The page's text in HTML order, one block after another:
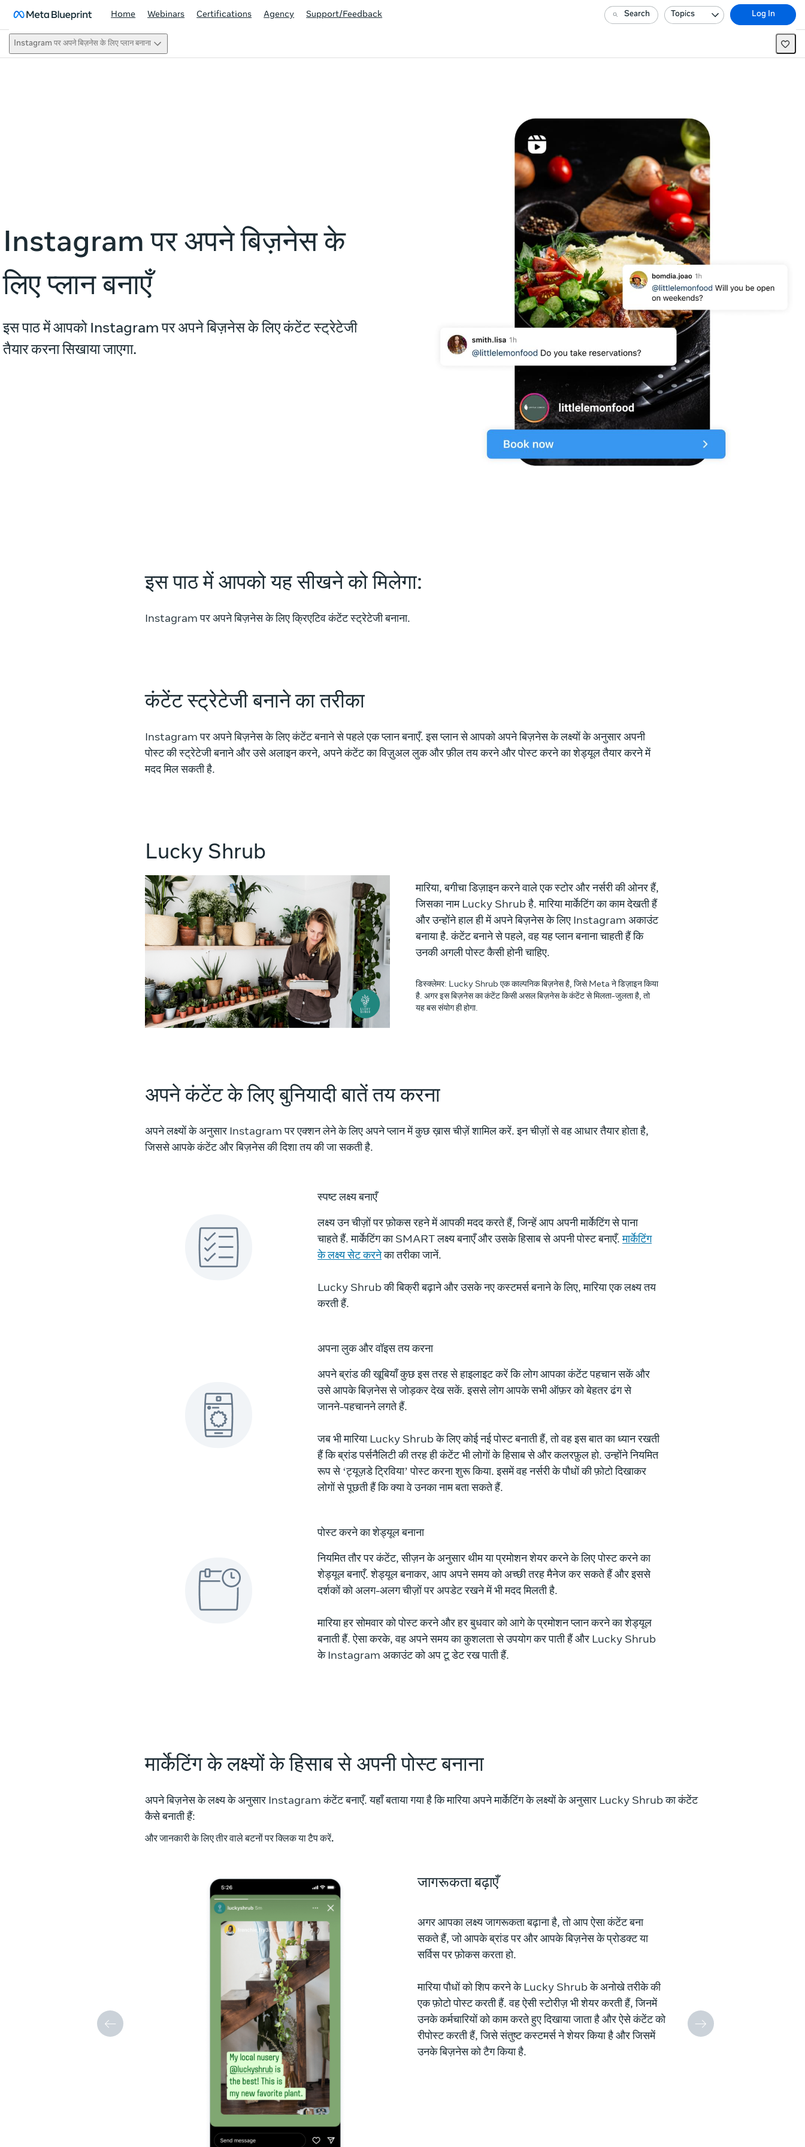
Home Webinars Certifications Agency Support/Feedback Search Topics Log In
Instagram पर अपने बिज़नेस के लिए प्लान बनाना
Instagram पर अपने बिज़नेस के
लिए प्लान बनाएँ
इस पाठ में आपको Instagram पर अपने बिज़नेस के लिए कंटेंट स्ट्रेटेजी
तैयार करना सिखाया जाएगा.
इस पाठ में आपको यह सीखने को मिलेगा:
Instagram पर अपने बिज़नेस के लिए क्रिएटिव कंटेंट स्ट्रेटेजी बनाना.
कंटेंट स्ट्रेटेजी बनाने का तरीका
Instagram पर अपने बिज़नेस के लिए कंटेंट बनाने से पहले एक प्लान बनाएँ. इस प्लान से आपको अपने बिज़नेस के लक्ष्यों के अनुसार अपनी
पोस्ट की स्ट्रेटेजी बनाने और उसे अलाइन करने, अपने कंटेंट का विज़ुअल लुक और फ़ील तय करने और पोस्ट करने का शेड्यूल तैयार करने में
मदद मिल सकती है.
Lucky Shrub
मारिया, बगीचा डिज़ाइन करने वाले एक स्टोर और नर्सरी की ओनर हैं,
जिसका नाम Lucky Shrub है. मारिया मार्केटिंग का काम देखती हैं
और उन्होंने हाल ही में अपने बिज़नेस के लिए Instagram अकाउंट
बनाया है. कंटेंट बनाने से पहले, वह यह प्लान बनाना चाहती हैं कि
उनकी अगली पोस्ट कैसी होनी चाहिए.
डिस्क्लेमर: Lucky Shrub एक काल्पनिक बिज़नेस है, जिसे Meta ने डिज़ाइन किया
है. अगर इस बिज़नेस का कंटेंट किसी असल बिज़नेस के कंटेंट से मिलता-जुलता है, तो
यह बस संयोग ही होगा.
अपने कंटेंट के लिए बुनियादी बातें तय करना
अपने लक्ष्यों के अनुसार Instagram पर एक्शन लेने के लिए अपने प्लान में कुछ ख़ास चीज़ें शामिल करें. इन चीज़ों से वह आधार तैयार होता है,
जिससे आपके कंटेंट और बिज़नेस की दिशा तय की जा सकती है.
स्पष्ट लक्ष्य बनाएँ
लक्ष्य उन चीज़ों पर फ़ोकस रहने में आपकी मदद करते हैं, जिन्हें आप अपनी मार्केटिंग से पाना
चाहते हैं. मार्केटिंग का SMART लक्ष्य बनाएँ और उसके हिसाब से अपनी पोस्ट बनाएँ.मार्केटिंग
के लक्ष्य सेट करनेका तरीका जानें.
Lucky Shrub की बिक्री बढ़ाने और उसके नए कस्टमर्स बनाने के लिए, मारिया एक लक्ष्य तय
करती हैं.
अपना लुक और वॉइस तय करना
अपने ब्रांड की खूबियाँ कुछ इस तरह से हाइलाइट करें कि लोग आपका कंटेंट पहचान सकें और
उसे आपके बिज़नेस से जोड़कर देख सकें. इससे लोग आपके सभी ऑफ़र को बेहतर ढंग से
जानने-पहचानने लगते हैं.
जब भी मारिया Lucky Shrub के लिए कोई नई पोस्ट बनाती हैं, तो वह इस बात का ध्यान रखती
हैं कि ब्रांड पर्सनैलिटी की तरह ही कंटेंट भी लोगों के हिसाब से और कलरफ़ुल हो. उन्होंने नियमित
रूप से ‘ट्यूज़डे ट्रिविया’ पोस्ट करना शुरू किया. इसमें वह नर्सरी के पौधों की फ़ोटो दिखाकर
लोगों से पूछती हैं कि क्या वे उनका नाम बता सकते हैं.
पोस्ट करने का शेड्यूल बनाना
नियमित तौर पर कंटेंट, सीज़न के अनुसार थीम या प्रमोशन शेयर करने के लिए पोस्ट करने का
शेड्यूल बनाएँ. शेड्यूल बनाकर, आप अपने समय को अच्छी तरह मैनेज कर सकते हैं और इससे
दर्शकों को अलग-अलग चीज़ों पर अपडेट रखने में भी मदद मिलती है.
मारिया हर सोमवार को पोस्ट करने और हर बुधवार को आगे के प्रमोशन प्लान करने का शेड्यूल
बनाती हैं. ऐसा करके, वह अपने समय का कुशलता से उपयोग कर पाती हैं और Lucky Shrub
के Instagram अकाउंट को अप टू डेट रख पाती हैं.
मार्केटिंग के लक्ष्यों के हिसाब से अपनी पोस्ट बनाना
अपने बिज़नेस के लक्ष्य के अनुसार Instagram कंटेंट बनाएँ. यहाँ बताया गया है कि मारिया अपने मार्केटिंग के लक्ष्यों के अनुसार Lucky Shrub का कंटेंट
कैसे बनाती हैं:
और जानकारी के लिए तीर वाले बटनों पर क्लिक या टैप करें.
जागरूकता बढ़ाएँ
अगर आपका लक्ष्य जागरूकता बढ़ाना है, तो आप ऐसा कंटेंट बना
सकते हैं, जो आपके ब्रांड पर और आपके बिज़नेस के प्रोडक्ट या
सर्विस पर फ़ोकस करता हो.
मारिया पौधों को शिप करने के Lucky Shrub के अनोखे तरीके की
एक फ़ोटो पोस्ट करती हैं. वह ऐसी स्टोरीज़ भी शेयर करती हैं, जिनमें
उनके कर्मचारियों को काम करते हुए दिखाया जाता है और ऐसे कंटेंट को
रीपोस्ट करती हैं, जिसे संतुष्ट कस्टमर्स ने शेयर किया है और जिसमें
उनके बिज़नेस को टैग किया है.